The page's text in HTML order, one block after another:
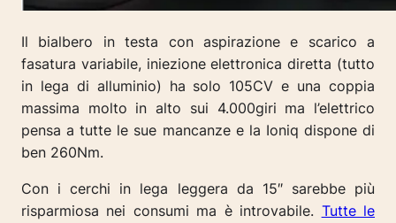
Il bialbero in testa con aspirazione e scarico a
fasatura variabile, iniezione elettronica diretta (tutto
in lega di alluminio) ha solo 105CV e una coppia
massima molto in alto sui 4.000giri ma l’elettrico
pensa a tutte le sue mancanze e la Ioniq dispone di
ben 260Nm.
Con i cerchi in lega leggera da 15″ sarebbe più
risparmiosa nei consumi ma è introvabile. Tutte le